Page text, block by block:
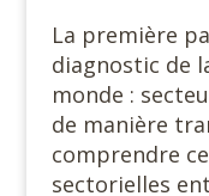
La première
diagnostic de
monde :
de manière
comprendre
sectorielles